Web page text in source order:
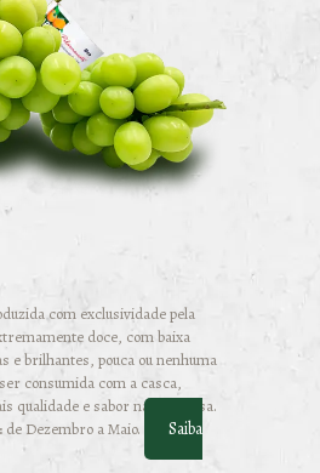
com exclusividade pela
doce, com baixa
e brilhantes, pouca ou nenhuma
consumida com a casca,
qualidade e sabor na sua mesa.
de Dezembro a Maio.
Saiba